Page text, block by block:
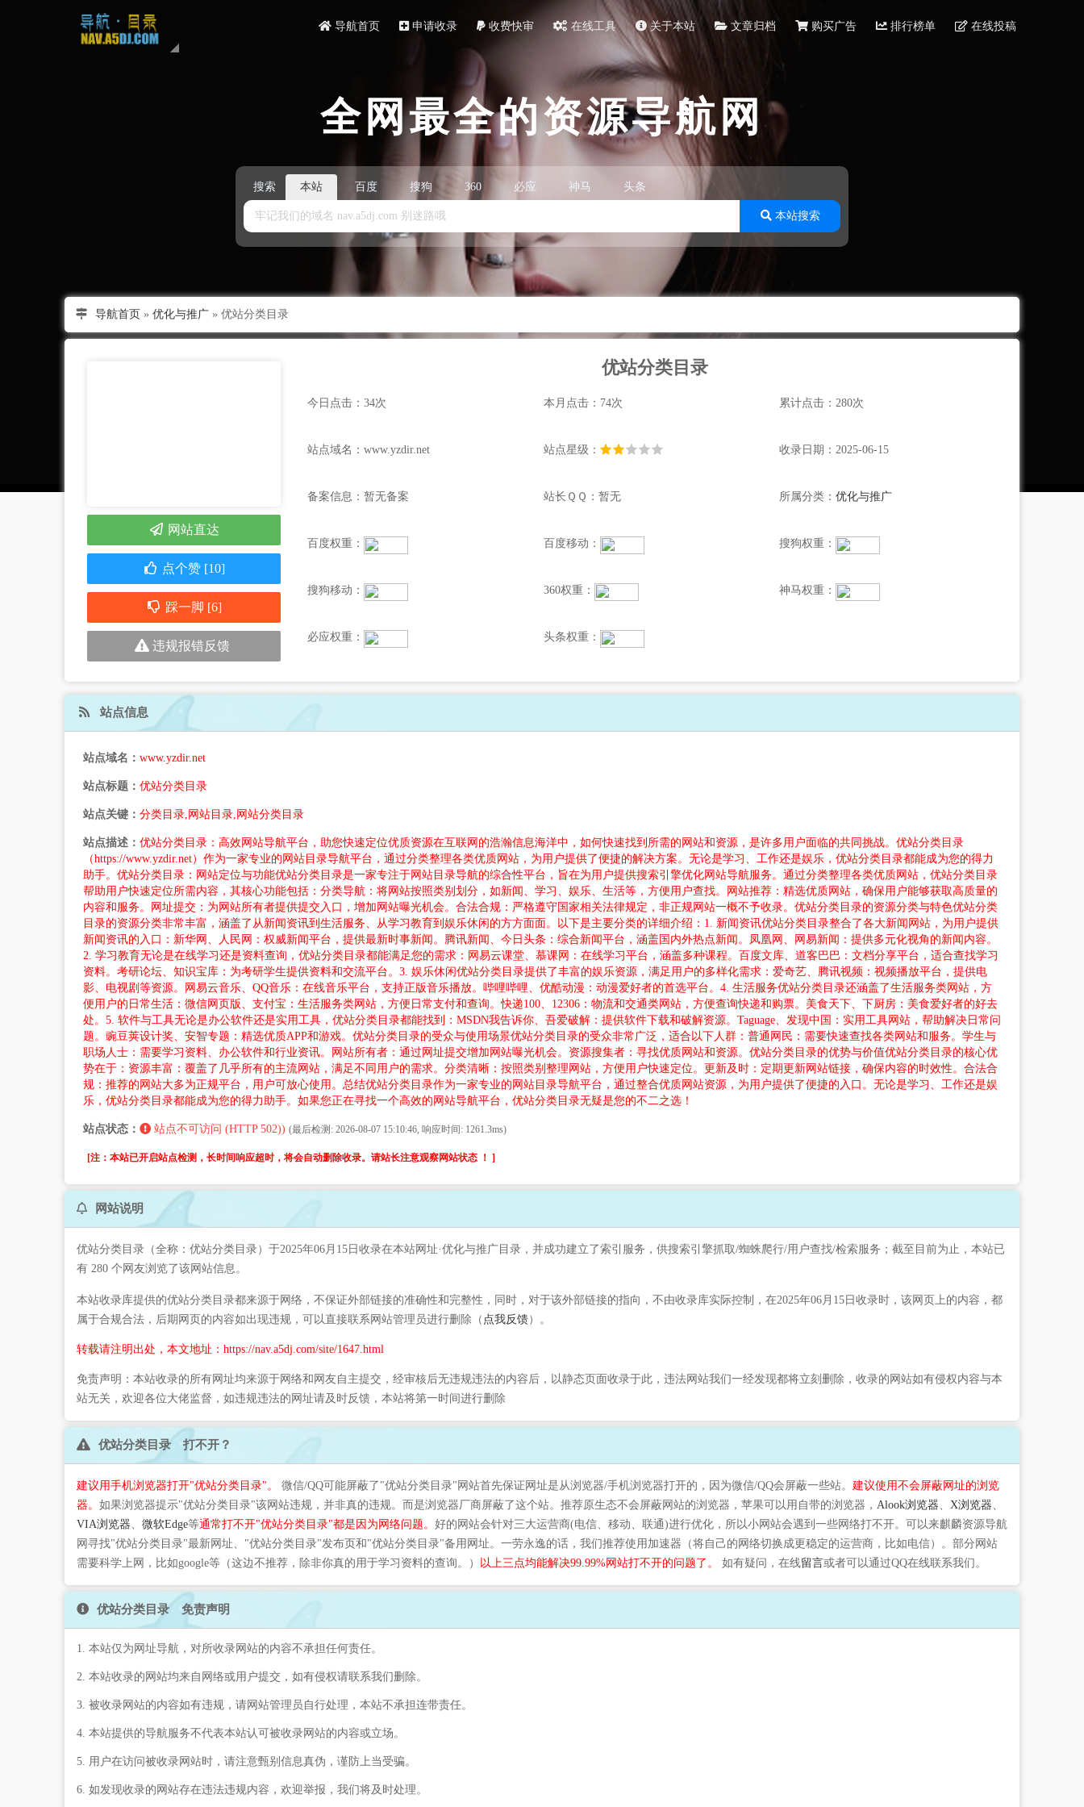
导航首页 申请收录 收费快审 在线工具 关于本站 文章归档 购买广告 排行榜单 在线投稿
全网最全的资源导航网
搜索 本站 百度 搜狗 360 必应 神马 头条
本站搜索
导航首页 » 优化与推广» 优站分类目录
优站分类目录
今日点击：34次 本月点击：74次 累计点击：280次
站点域名：www.yzdir.net 站点星级： 收录日期：2025-06-15
备案信息：暂无备案 站长ＱＱ：暂无 所属分类：优化与推广
百度权重： 百度移动： 搜狗权重：
搜狗移动： 360权重： 神马权重：
必应权重： 头条权重：
网站直达
点个赞 [10]
踩一脚 [6]
违规报错反馈
站点信息
站点域名： www.yzdir.net
站点标题： 优站分类目录
站点关键： 分类目录,网站目录,网站分类目录
站点描述： 优站分类目录：高效网站导航平台，助您快速定位优质资源在互联网的浩瀚信息海洋中，如何快速找到所需的网站和资源，是许多用户面临的共同挑战。优站分类目录
（https://www.yzdir.net）作为一家专业的网站目录导航平台，通过分类整理各类优质网站，为用户提供了便捷的解决方案。无论是学习、工作还是娱乐，优站分类目录都能成为您的得力
助手。优站分类目录：网站定位与功能优站分类目录是一家专注于网站目录导航的综合性平台，旨在为用户提供搜索引擎优化网站导航服务。通过分类整理各类优质网站，优站分类目录
帮助用户快速定位所需内容，其核心功能包括：分类导航：将网站按照类别划分，如新闻、学习、娱乐、生活等，方便用户查找。网站推荐：精选优质网站，确保用户能够获取高质量的
内容和服务。网址提交：为网站所有者提供提交入口，增加网站曝光机会。合法合规：严格遵守国家相关法律规定，非正规网站一概不予收录。优站分类目录的资源分类与特色优站分类
目录的资源分类非常丰富，涵盖了从新闻资讯到生活服务、从学习教育到娱乐休闲的方方面面。以下是主要分类的详细介绍：1. 新闻资讯优站分类目录整合了各大新闻网站，为用户提供
新闻资讯的入口：新华网、人民网：权威新闻平台，提供最新时事新闻。腾讯新闻、今日头条：综合新闻平台，涵盖国内外热点新闻。凤凰网、网易新闻：提供多元化视角的新闻内容。
2. 学习教育无论是在线学习还是资料查询，优站分类目录都能满足您的需求：网易云课堂、慕课网：在线学习平台，涵盖多种课程。百度文库、道客巴巴：文档分享平台，适合查找学习
资料。考研论坛、知识宝库：为考研学生提供资料和交流平台。3. 娱乐休闲优站分类目录提供了丰富的娱乐资源，满足用户的多样化需求：爱奇艺、腾讯视频：视频播放平台，提供电
影、电视剧等资源。网易云音乐、QQ音乐：在线音乐平台，支持正版音乐播放。哔哩哔哩、优酷动漫：动漫爱好者的首选平台。4. 生活服务优站分类目录还涵盖了生活服务类网站，方
便用户的日常生活：微信网页版、支付宝：生活服务类网站，方便日常支付和查询。快递100、12306：物流和交通类网站，方便查询快递和购票。美食天下、下厨房：美食爱好者的好去
处。5. 软件与工具无论是办公软件还是实用工具，优站分类目录都能找到：MSDN我告诉你、吾爱破解：提供软件下载和破解资源。Taguage、发现中国：实用工具网站，帮助解决日常问
题。豌豆荚设计奖、安智专题：精选优质APP和游戏。优站分类目录的受众与使用场景优站分类目录的受众非常广泛，适合以下人群：普通网民：需要快速查找各类网站和服务。学生与
职场人士：需要学习资料、办公软件和行业资讯。网站所有者：通过网址提交增加网站曝光机会。资源搜集者：寻找优质网站和资源。优站分类目录的优势与价值优站分类目录的核心优
势在于：资源丰富：覆盖了几乎所有的主流网站，满足不同用户的需求。分类清晰：按照类别整理网站，方便用户快速定位。更新及时：定期更新网站链接，确保内容的时效性。合法合
规：推荐的网站大多为正规平台，用户可放心使用。总结优站分类目录作为一家专业的网站目录导航平台，通过整合优质网站资源，为用户提供了便捷的入口。无论是学习、工作还是娱
乐，优站分类目录都能成为您的得力助手。如果您正在寻找一个高效的网站导航平台，优站分类目录无疑是您的不二之选！
站点状态： 站点不可访问 (HTTP 502)) (最后检测: 2026-08-07 15:10:46, 响应时间: 1261.3ms)
[注：本站已开启站点检测，长时间响应超时，将会自动删除收录。请站长注意观察网站状态 ！ ]
网站说明
优站分类目录（全称：优站分类目录）于2025年06月15日收录在本站网址·优化与推广目录，并成功建立了索引服务，供搜索引擎抓取/蜘蛛爬行/用户查找/检索服务；截至目前为止，本站已
有 280 个网友浏览了该网站信息。
本站收录库提供的优站分类目录都来源于网络，不保证外部链接的准确性和完整性，同时，对于该外部链接的指向，不由收录库实际控制，在2025年06月15日收录时，该网页上的内容，都
属于合规合法，后期网页的内容如出现违规，可以直接联系网站管理员进行删除（ 点我反馈）。
转载请注明出处，本文地址：https://nav.a5dj.com/site/1647.html
免责声明：本站收录的所有网址均来源于网络和网友自主提交，经审核后无违规违法的内容后，以静态页面收录于此，违法网站我们一经发现都将立刻删除，收录的网站如有侵权内容与本
站无关，欢迎各位大佬监督，如违规违法的网址请及时反馈，本站将第一时间进行删除
优站分类目录 打不开？
建议用手机浏览器打开"优站分类目录"。 微信/QQ可能屏蔽了"优站分类目录"网站首先保证网址是从浏览器/手机浏览器打开的，因为微信/QQ会屏蔽一些站。 建议使用不会屏蔽网址的浏览
器。 如果浏览器提示"优站分类目录"该网站违规，并非真的违规。而是浏览器厂商屏蔽了这个站。推荐原生态不会屏蔽网站的浏览器，苹果可以用自带的浏览器， Alook浏览器、 X浏览器、
VIA浏览器、 微软Edge等通常打不开"优站分类目录"都是因为网络问题。 好的网站会针对三大运营商(电信、移动、联通)进行优化，所以小网站会遇到一些网络打不开。可以来麒麟资源导航
网寻找"优站分类目录"最新网址、"优站分类目录"发布页和"优站分类目录"备用网址。一劳永逸的话，我们推荐使用加速器（将自己的网络切换成更稳定的运营商，比如电信）。部分网站
需要科学上网，比如google等（这边不推荐，除非你真的用于学习资料的查询。） 以上三点均能解决99.99%网站打不开的问题了。 如有疑问，在线留言或者可以通过QQ在线联系我们。
优站分类目录 免责声明
1. 本站仅为网址导航，对所收录网站的内容不承担任何责任。
2. 本站收录的网站均来自网络或用户提交，如有侵权请联系我们删除。
3. 被收录网站的内容如有违规，请网站管理员自行处理，本站不承担连带责任。
4. 本站提供的导航服务不代表本站认可被收录网站的内容或立场。
5. 用户在访问被收录网站时，请注意甄别信息真伪，谨防上当受骗。
6. 如发现收录的网站存在违法违规内容，欢迎举报，我们将及时处理。